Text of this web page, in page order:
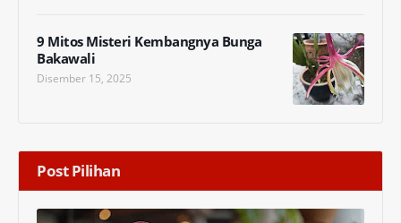
9 Mitos Misteri Kembangnya Bunga
Bakawali
Disember 15, 2025
Post Pilihan